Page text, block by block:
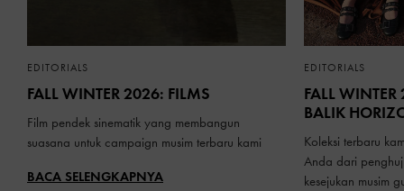
EDITORIALS
FALL WINTER 2026: FILMS
Film pendek sinematik yang membangun
suasana untuk campaign musim terbaru kami
BACA SELENGKAPNYA
EDITORIALS
FALL
BALIK
Koleksi terbaru
Anda dari
kesejukan musim